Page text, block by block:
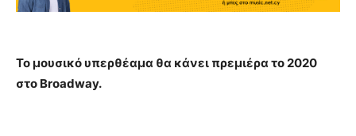
Το μουσικό υπερθέαμα θα κάνει πρεμιέρα το 2020
στο Broadway.